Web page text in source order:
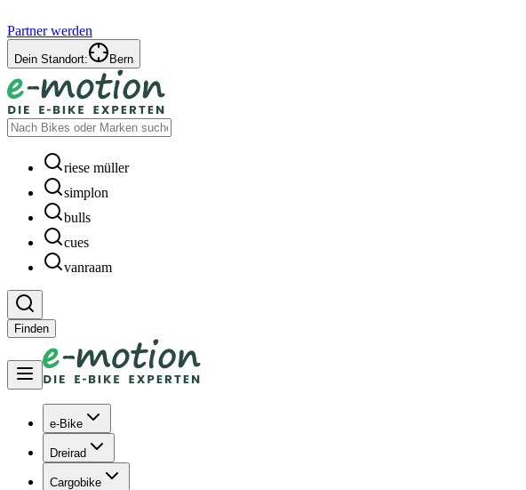
Partner werden
Dein Standort: Bern
riese müller
simplon
bulls
cues
vanraam
Finden
e-Bike
Dreirad
Cargobike